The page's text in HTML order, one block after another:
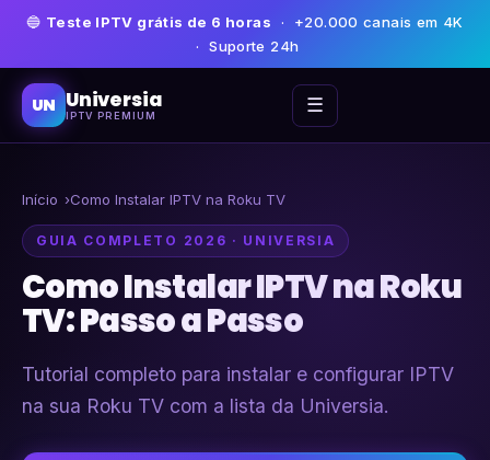
🔵 Teste IPTV grátis de 6 horas · +20.000 canais em 4K
· Suporte 24h
UN Universia
IPTV PREMIUM ☰
Início Como Instalar IPTV na Roku TV
GUIA COMPLETO 2026 · UNIVERSIA
Como Instalar IPTV na Roku
TV: Passo a Passo
Tutorial completo para instalar e configurar IPTV
na sua Roku TV com a lista da Universia.